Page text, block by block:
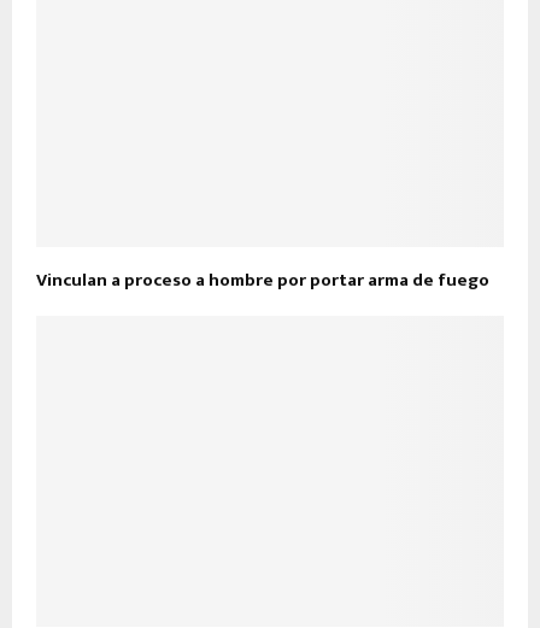
Vinculan a proceso a hombre por portar arma de fuego